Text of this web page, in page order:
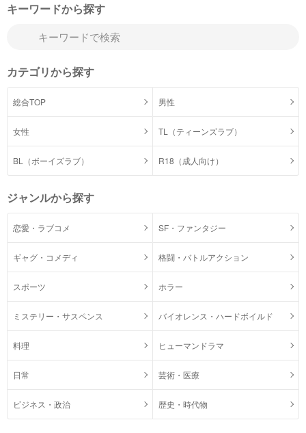
キーワードから探す
カテゴリから探す
総合TOP 男性
女性 TL（ティーンズラブ）
BL（ボーイズラブ） R18（成人向け）
ジャンルから探す
恋愛・ラブコメ SF・ファンタジー
ギャグ・コメディ 格闘・バトルアクション
スポーツ ホラー
ミステリー・サスペンス バイオレンス・ハードボイルド
料理 ヒューマンドラマ
日常 芸術・医療
ビジネス・政治 歴史・時代物